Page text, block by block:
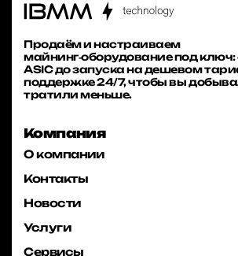
Продаём и настраиваем
майнинг‑оборудование под ключ:
ASIC до запуска на дешевом
поддержке 24/7, чтобы вы
тратили меньше.
Компания
О компании
Контакты
Новости
Услуги
Сервисы